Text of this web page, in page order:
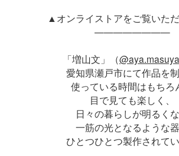
▲オンライストアをご覧いただ
————————
「増山文」（
愛知県瀬戸市にて作品を制
使っている時間はもちろ
目で見ても楽しく、
日々の暮らしが明るく
一筋の光となるような
ひとつひとつ製作されて